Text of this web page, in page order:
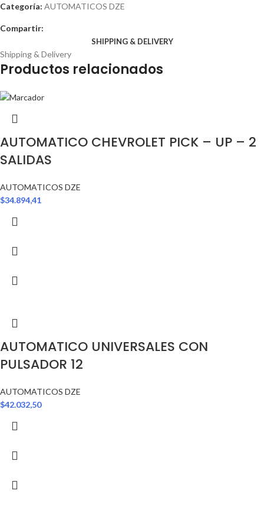
Categoría: AUTOMATICOS DZE
Compartir:
SHIPPING & DELIVERY
Shipping & Delivery
Productos relacionados
AUTOMATICO CHEVROLET PICK – UP – 2
SALIDAS
AUTOMATICOS DZE
$34.894,41
AUTOMATICO UNIVERSALES CON
PULSADOR 12
AUTOMATICOS DZE
$42.032,50